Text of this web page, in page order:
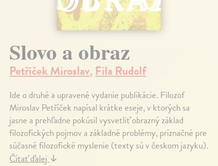
Slovo a obraz
Petříček Miroslav,Fila Rudolf
Ide o druhé a upravené vydanie publikácie. Filozof
Miroslav Petříček napísal krátke eseje, v ktorých sa
jasne a prehľadne pokúsil vysvetliť obrazný základ
filozofických pojmov a základné problémy, príznačné pre
súčasné filozofické myslenie (texty sú v českom jazyku).
Čítať ďalej ↓